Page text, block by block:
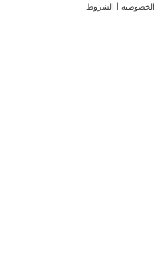
الخصوصية | الشروط